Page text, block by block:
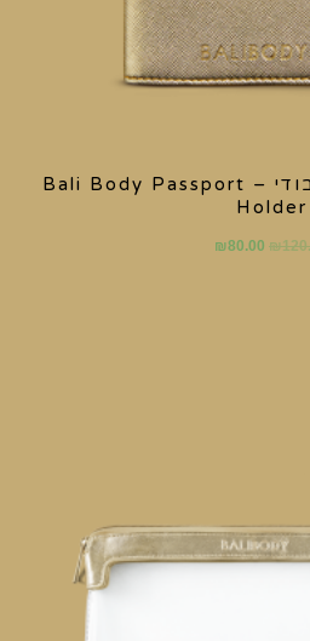
כיסוי פספורט באליבודי – Bali Body Passport
Holder
₪
₪80.00